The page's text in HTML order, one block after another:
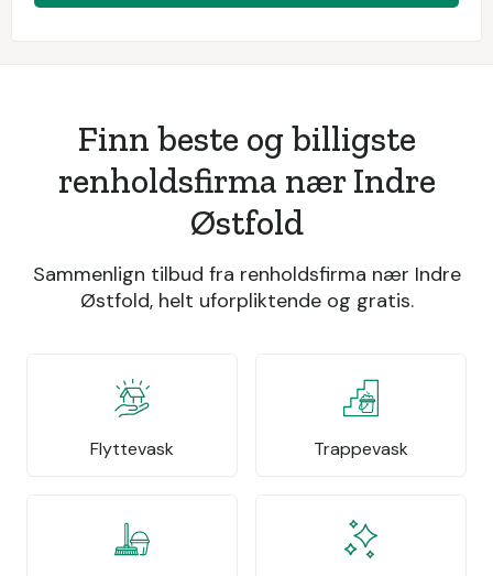
Finn beste og billigste
renholdsfirma nær Indre
Østfold
Sammenlign tilbud fra renholdsfirma nær Indre
Østfold, helt uforpliktende og gratis.
Flyttevask Trappevask